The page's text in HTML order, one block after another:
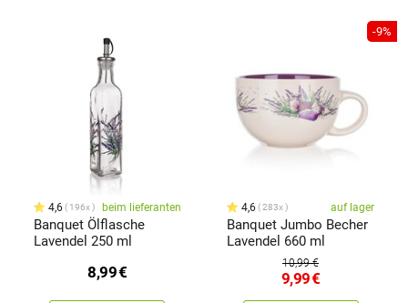
4,6 196x beim lieferanten
Banquet Ölflasche
Lavendel 250 ml
8,99€
-9%
4,6 283x auf lager
Banquet Jumbo Becher
Lavendel 660 ml
10,99 €
9,99€